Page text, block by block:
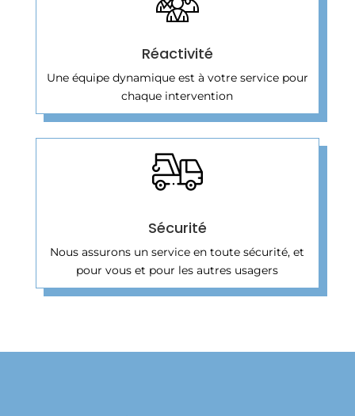
Réactivité
Une équipe dynamique est à votre service pour
chaque intervention
Sécurité
Nous assurons un service en toute sécurité, et
pour vous et pour les autres usagers